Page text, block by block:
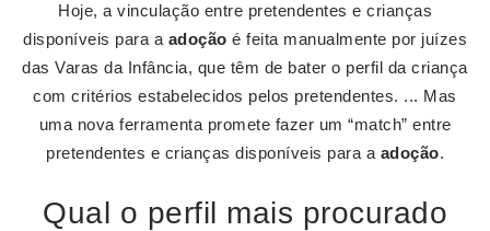
Hoje, a vinculação entre pretendentes e crianças
disponíveis para a adoção é feita manualmente por juízes
das Varas da Infância, que têm de bater o perfil da criança
com critérios estabelecidos pelos pretendentes. ... Mas
uma nova ferramenta promete fazer um “match” entre
pretendentes e crianças disponíveis para a adoção.
Qual o perfil mais procurado